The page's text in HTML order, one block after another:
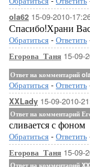
ola62 15-09-2010-
Спасибо!Храни
Обратиться - Ответить
Егорова_Таня 15-09-
Ответ на комментарий
Обратиться - Ответить
XXLady 15-09-2010-
Ответ на комментарий
сливается с фоном
Обратиться - Ответить
Егорова_Таня 15-09-
Ответ на комментарий